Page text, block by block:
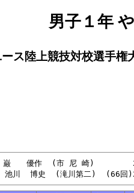
男子１年
ス陸上競技対校選手権
　　優作  (市 尼 崎)